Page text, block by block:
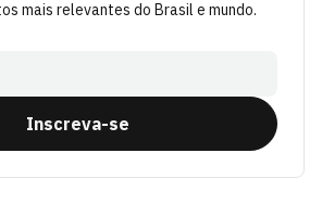
mais relevantes do Brasil e mundo.
Inscreva-se